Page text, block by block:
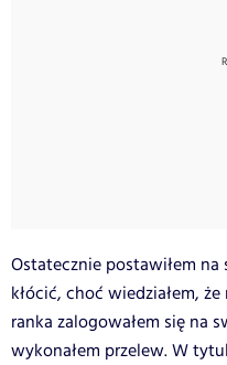
Ostatecznie postawiłem na
kłócić, choć wiedziałem,
ranka zalogowałem się na
wykonałem przelew. W